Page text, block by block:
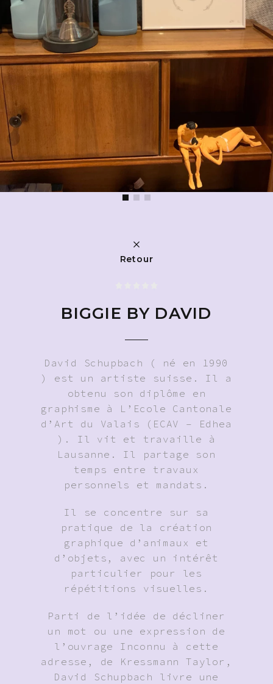
Retour
BIGGIE BY DAVID
David Schupbach ( né en 1990
) est un artiste suisse. Il a
obtenu son diplôme en
graphisme à L’Ecole Cantonale
d’Art du Valais (ECAV – Edhea
). Il vit et travaille à
Lausanne. Il partage son
temps entre travaux
personnels et mandats.
Il se concentre sur sa
pratique de la création
graphique d’animaux et
d’objets, avec un intérêt
particulier pour les
répétitions visuelles.
Parti de l’idée de décliner
un mot ou une expression de
l’ouvrage Inconnu à cette
adresse, de Kressmann Taylor,
David Schupbach livre une